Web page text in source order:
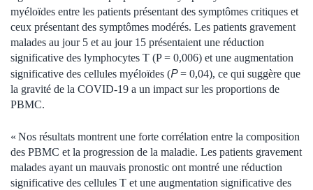
myéloïdes entre les patients présentant des symptômes critiques et
ceux présentant des symptômes modérés. Les patients gravement
malades au jour 5 et au jour 15 présentaient une réduction
significative des lymphocytes T (P = 0,006) et une augmentation
significative des cellules myéloïdes (P= 0,04), ce qui suggère que
la gravité de la COVID-19 a un impact sur les proportions de
PBMC.
« Nos résultats montrent une forte corrélation entre la composition
des PBMC et la progression de la maladie. Les patients gravement
malades ayant un mauvais pronostic ont montré une réduction
significative des cellules T et une augmentation significative des